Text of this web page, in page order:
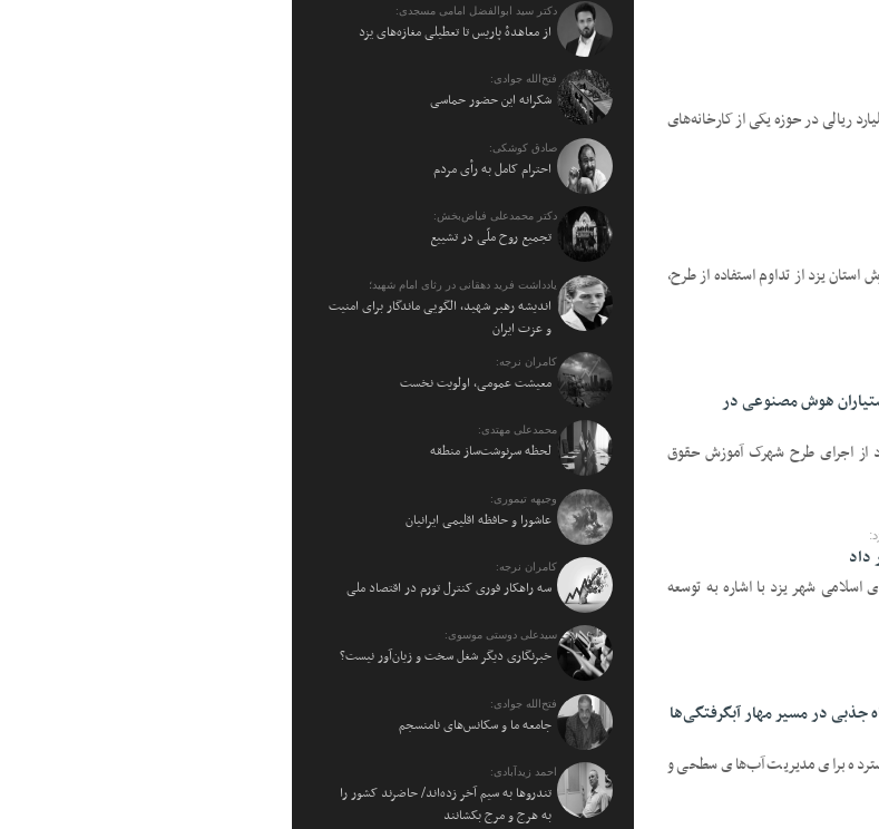
فرمانده انتظامی استان یزد از کشف فرار مالیاتی ۱۱۴ میلیارد ریالی در حوزه یکی از کارخانه‌های
استان یزد از تداوم استفاده از طرح،
دستیاران هوش مصنوعی در
از اجرای طرح شهرک آموزش حقوق
داد
شهر یزد با اشاره به توسعه
۳۵ کیلومتر شبکه زیرزمینی و هزار و ۳۰۰ چاه جذبی در مسیر مهار آبگرفتگی‌ها
برای مدیریت آب‌های سطحی و
دکتر سید ابوالفضل امامی مسجدی:
از معاهدهٔ پاریس تا تعطیلی مغازه‌های یزد
فتح‌الله جوادی:
شکرانه این حضور حماسی
صادق کوشکی:
احترام کامل به رأی مردم
دکتر محمدعلی فیاض‌بخش:
تجمیع روح ملّی در تشییع
یادداشت فرید دهقانی در رثای امام شهید؛
اندیشه رهبر شهید، الگویی ماندگار برای امنیت
و عزت ایران
کامران نرجه:
معیشت عمومی، اولویت نخست
محمدعلی مهتدی:
لحظه سرنوشت‌ساز منطقه
وجیهه تیموری:
عاشورا و حافظه اقلیمی ایرانیان
کامران نرجه:
سه راهکار فوری کنترل تورم در اقتصاد ملی
سیدعلی دوستی موسوی:
خبرنگاری دیگر شغل سخت و زیان‌آور نیست؟
فتح‌الله جوادی:
جامعه ما و سکانس‌های نامنسجم
احمد زیدآبادی:
تندروها به سیم آخر زده‌اند/ حاضرند کشور را
به هرج و مرج بکشانند